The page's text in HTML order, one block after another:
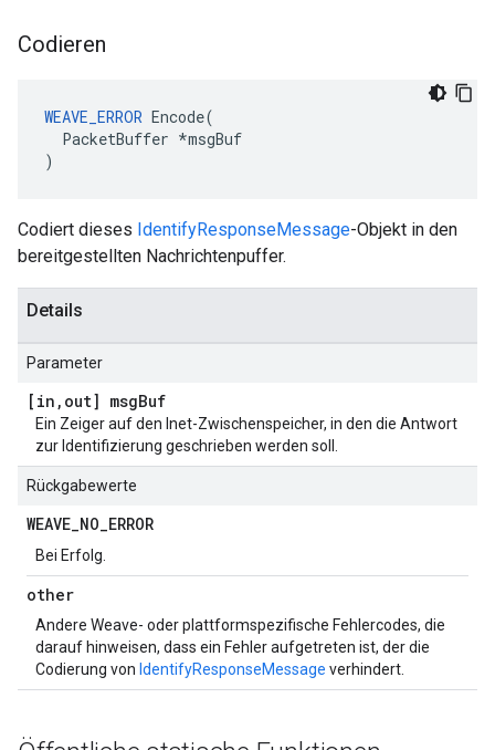
Codieren
WEAVE_ERROR Encode(
  PacketBuffer *msgBuf
)
Codiert dieses IdentifyResponseMessage-Objekt in den
bereitgestellten Nachrichtenpuffer.
Details
Parameter
[in , out] msgBuf
Ein Zeiger auf den Inet-Zwischenspeicher, in den die Antwort
zur Identifizierung geschrieben werden soll.
Rückgabewerte
WEAVE_NO_ERROR
Bei Erfolg.
other
Andere Weave- oder plattformspezifische Fehlercodes, die
darauf hinweisen, dass ein Fehler aufgetreten ist, der die
Codierung von IdentifyResponseMessage verhindert.